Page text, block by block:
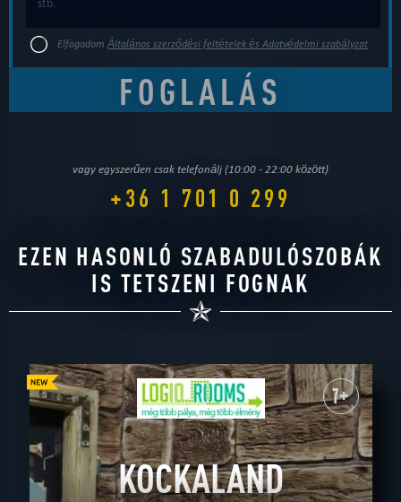
Elfogadom Általános szerződési feltételek és Adatvédelmi szabályzat
vagy egyszerűen csak telefonálj (10:00 - 22:00 között)
+36 1 701 0 299
EZEN HASONLÓ SZABADULÓSZOBÁK
IS TETSZENI FOGNAK
7+
KOCKALAND